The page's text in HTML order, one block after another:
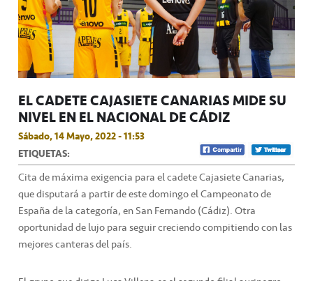
EL CADETE CAJASIETE CANARIAS MIDE SU
NIVEL EN EL NACIONAL DE CÁDIZ
Sábado, 14 Mayo, 2022 - 11:53
ETIQUETAS:
Cita de máxima exigencia para el cadete Cajasiete Canarias,
que disputará a partir de este domingo el Campeonato de
España de la categoría, en San Fernando (Cádiz). Otra
oportunidad de lujo para seguir creciendo compitiendo con las
mejores canteras del país.